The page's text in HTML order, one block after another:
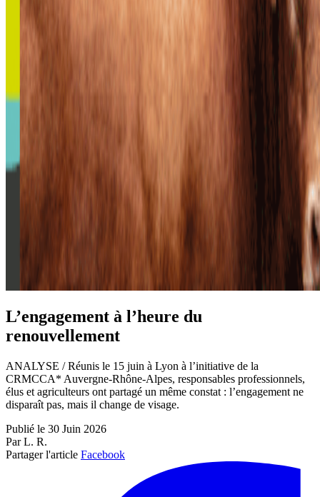
L’engagement à l’heure du
renouvellement
ANALYSE / Réunis le 15 juin à Lyon à l’initiative de la
CRMCCA* Auvergne-Rhône-Alpes, responsables professionnels,
élus et agriculteurs ont partagé un même constat : l’engagement ne
disparaît pas, mais il change de visage.
Publié le 30 Juin 2026
Par L. R.
Partager l'article Facebook